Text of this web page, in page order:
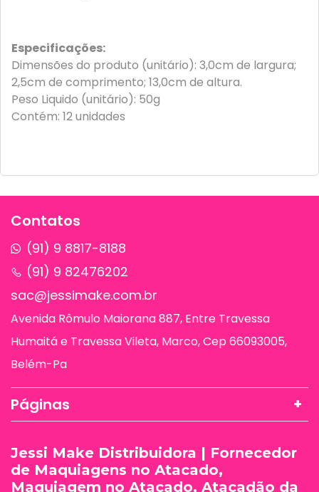
Especificações:
Dimensões do produto (unitário): 3,0cm de largura;
2,5cm de comprimento; 13,0cm de altura.
Peso Liquido (unitário): 50g
Contém: 12 unidades
Contatos
(91) 9 8817-8188
(91) 9 82476202
sac@jessimake.com.br
Avenida Rômulo Maiorana 887, Entre Travessa
Humaitá e Travessa Vileta, Marco, Cep 66093005,
Belém-Pa
Páginas
Jessi Make Distribuidora | Fornecedor
de Maquiagens no Atacado,
Maquiagem no Atacado, Atacadão da